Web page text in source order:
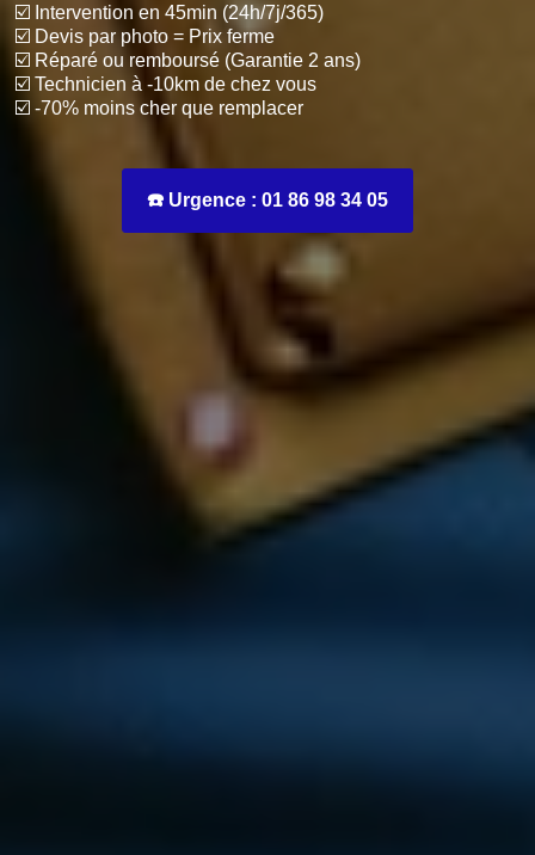
☑️ Intervention en 45min (24h/7j/365)
☑️ Devis par photo = Prix ferme
☑️ Réparé ou remboursé (Garantie 2 ans)
☑️ Technicien à -10km de chez vous
☑️ -70% moins cher que remplacer
☎️ Urgence : 01 86 98 34 05